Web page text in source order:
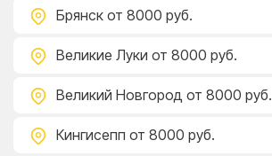
Брянск от 8000 руб.
Великие Луки от 8000 руб.
Великий Новгород от 8000 руб.
Кингисепп от 8000 руб.